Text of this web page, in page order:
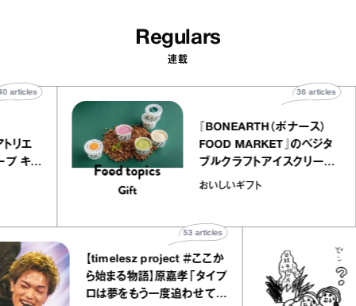
Regulars
連載
ー アトリエ
クレープ キャ
40articles
『BONEARTH（ボナース）
FOOD MARKET』のベジ
ブルクラフトアイスクリー
｜真野知子の「おいしい
おいしいギフト
36
【timelesz project ＃ここか
ら始まる物語】原嘉孝「タイプ
ロは夢をもう一度追わせてく
articles